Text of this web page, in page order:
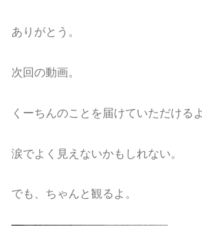
ありがとう。
次回の動画。
くーちんのことを届けていただける
涙でよく見えないかもしれない。
でも、ちゃんと観るよ。